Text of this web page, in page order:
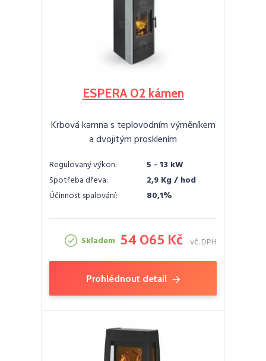
ESPERA 02 kámen
Krbová kamna s teplovodním výměníkem
a dvojitým prosklením
Regulovaný výkon:
5 - 13 kW
Spotřeba dřeva:
2,9 Kg / hod
Účinnost spalování:
80,1%
Skladem 54 065 Kč vč. DPH
Prohlédnout detail